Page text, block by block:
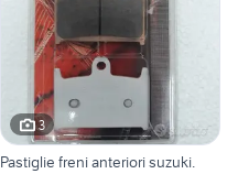
3
Pastiglie freni anteriori suzuki.